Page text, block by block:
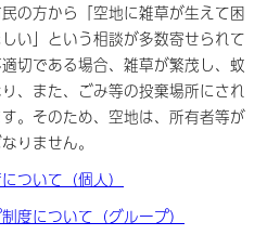
の方から「空地に雑草が生えて困
い」という相談が多数寄せられて
切である場合、雑草が繁茂し、蚊
、また、ごみ等の投棄場所にされ
。そのため、空地は、所有者等が
りません。
ついて（個人）
度について（グループ）